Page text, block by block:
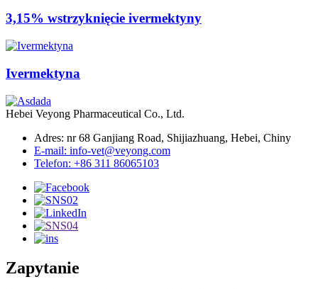
3,15% wstrzyknięcie ivermektyny
Ivermektyna
Hebei Veyong Pharmaceutical Co., Ltd.
Adres: nr 68 Ganjiang Road, Shijiazhuang, Hebei, Chiny
E-mail: info-vet@veyong.com
Telefon: +86 311 86065103
Zapytanie